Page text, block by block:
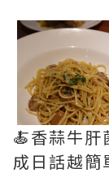
🍝香蒜牛
成日話越簡